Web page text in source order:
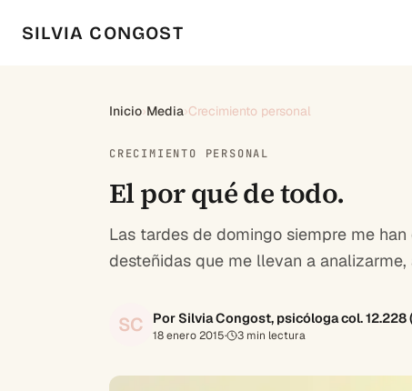
SILVIA CONGOST
Inicio›Media›Crecimiento personal
CRECIMIENTO PERSONAL
El por qué de todo.
Las tardes de domingo siempre me
desteñidas que me llevan a
SC Por Silvia Congost, psicóloga col. 12.228
18 enero 2015· 3 min lectura